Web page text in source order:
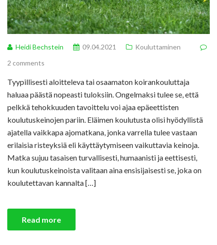
Heidi Bechstein 09.04.2021
Kouluttaminen
2 comments
Tyypillisesti aloitteleva tai osaamaton koirankouluttaja
haluaa päästä nopeasti tuloksiin. Ongelmaksi tulee se, että
pelkkä tehokkuuden tavoittelu voi ajaa epäeettisten
koulutuskeinojen pariin. Eläimen koulutusta olisi hyödyllistä
ajatella vaikkapa ajomatkana, jonka varrella tulee vastaan
erilaisia risteyksiä eli käyttäytymiseen vaikuttavia keinoja.
Matka sujuu tasaisen turvallisesti, humaanisti ja eettisesti,
kun koulutuskeinoista valitaan aina ensisijaisesti se, joka on
koulutettavan kannalta […]
Read more